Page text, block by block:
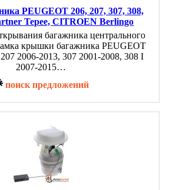
PEUGEOT 206, 207, 307, 308,
Tepee, CITROEN Berlingo
багажника центрального
крышки багажника PEUGEOT
2006-2013, 307 2001-2008, 308 I
2007-2015…
поиск предложений